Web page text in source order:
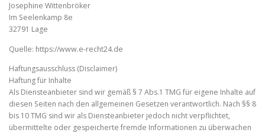
Josephine Wittenbröker
Im Seelenkamp 8e
32791 Lage
Quelle: https://www.e-recht24.de
Haftungsausschluss (Disclaimer)
Haftung für Inhalte
Als Diensteanbieter sind wir gemäß § 7 Abs.1 TMG für eigene Inhalte auf
diesen Seiten nach den allgemeinen Gesetzen verantwortlich. Nach §§ 8
bis 10 TMG sind wir als Diensteanbieter jedoch nicht verpflichtet,
übermittelte oder gespeicherte fremde Informationen zu überwachen